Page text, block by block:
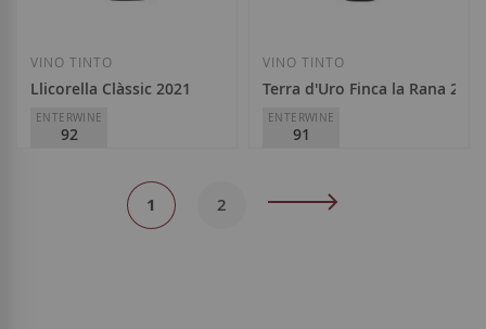
VINO TINTO
Llicorella Clàssic 2021
ENTERWINE
92
Regular
16,00 €
VINO TINTO
Terra d'Uro Finca la Rana 2021
ENTERWINE
91
D.O.Toro
Regular
Página
Actualmente
1 Página
2 Página
Siguiente